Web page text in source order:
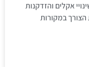
אקלים והזדקנות
במקורות